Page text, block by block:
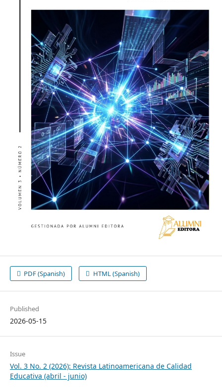
PDF (Spanish) HTML (Spanish)
Published
2026-05-15
Issue
Vol. 3 No. 2 (2026): Revista Latinoamericana de Calidad
Educativa (abril - junio)